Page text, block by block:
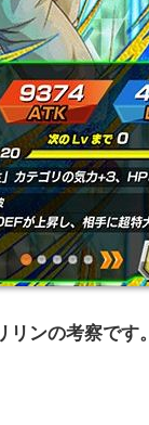
リンの考察です。